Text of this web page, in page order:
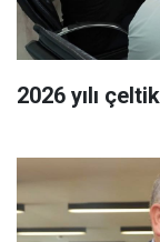
2026 yılı